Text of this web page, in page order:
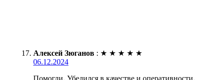
Алексей Зюганов : ★ ★ ★ ★ ★
06.12.2024
Помогли. Убедился в качестве и оперативности.